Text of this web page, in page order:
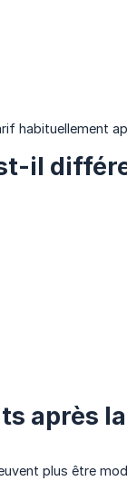
habituellement
il
après
plus être